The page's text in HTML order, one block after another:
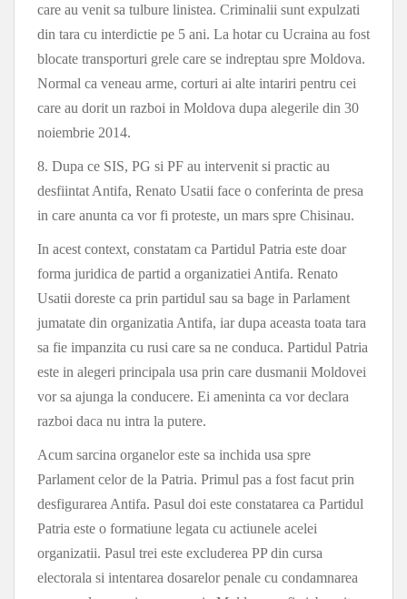
care au venit sa tulbure linistea. Criminalii sunt expulzati
din tara cu interdictie pe 5 ani. La hotar cu Ucraina au fost
blocate transporturi grele care se indreptau spre Moldova.
Normal ca veneau arme, corturi ai alte intariri pentru cei
care au dorit un razboi in Moldova dupa alegerile din 30
noiembrie 2014.
8. Dupa ce SIS, PG si PF au intervenit si practic au
desfiintat Antifa, Renato Usatii face o conferinta de presa
in care anunta ca vor fi proteste, un mars spre Chisinau.
In acest context, constatam ca Partidul Patria este doar
forma juridica de partid a organizatiei Antifa. Renato
Usatii doreste ca prin partidul sau sa bage in Parlament
jumatate din organizatia Antifa, iar dupa aceasta toata tara
sa fie impanzita cu rusi care sa ne conduca. Partidul Patria
este in alegeri principala usa prin care dusmanii Moldovei
vor sa ajunga la conducere. Ei ameninta ca vor declara
razboi daca nu intra la putere.
Acum sarcina organelor este sa inchida usa spre
Parlament celor de la Patria. Primul pas a fost facut prin
desfigurarea Antifa. Pasul doi este constatarea ca Partidul
Patria este o formatiune legata cu actiunele acelei
organizatii. Pasul trei este excluderea PP din cursa
electorala si intentarea dosarelor penale cu condamnarea